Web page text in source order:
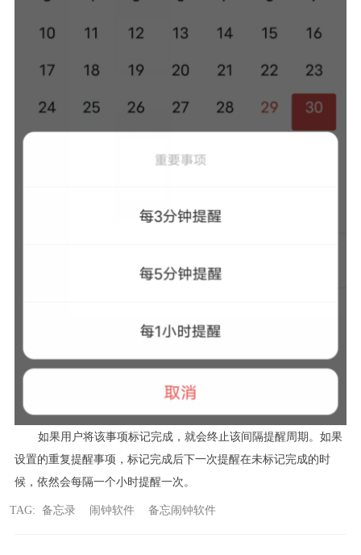
如果用户将该事项标记完成，就会终止该间隔提醒周期。如果
设置的重复提醒事项，标记完成后下一次提醒在未标记完成的时
候，依然会每隔一个小时提醒一次。
TAG: 备忘录 闹钟软件 备忘闹钟软件